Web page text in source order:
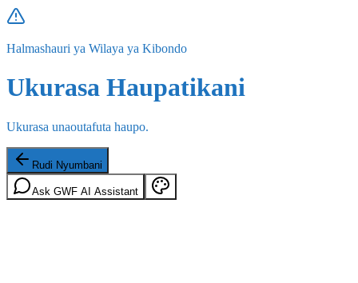
Halmashauri ya Wilaya ya Kibondo
Ukurasa Haupatikani
Ukurasa unaoutafuta haupo.
Rudi Nyumbani
Ask GWF AI Assistant